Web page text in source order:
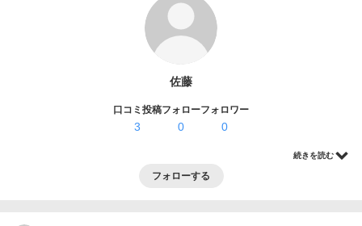
佐藤
口コミ投稿
3
フォロー
0
フォロワー
0
続きを読む
フォローする